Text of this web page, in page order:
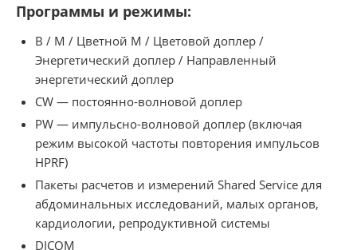
Программы и режимы:
B / M / Цветной M / Цветовой доплер /
Энергетический доплер / Направленный
энергетический доплер
CW — постоянно-волновой доплер
PW — импульсно-волновой доплер (включая
режим высокой частоты повторения импульсов
HPRF)
Пакеты расчетов и измерений Shared Service для
абдоминальных исследований, малых органов,
кардиологии, репродуктивной системы
DICOM